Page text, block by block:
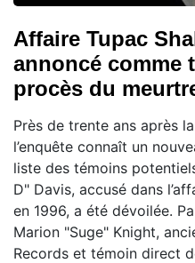
Affaire Tupac
annoncé comme
procès du
Près de trente ans après
l’enquête connaît un
liste des témoins
D" Davis, accusé dans
en 1996, a été dévoilée.
Marion "Suge" Knight,
Records et témoin direct